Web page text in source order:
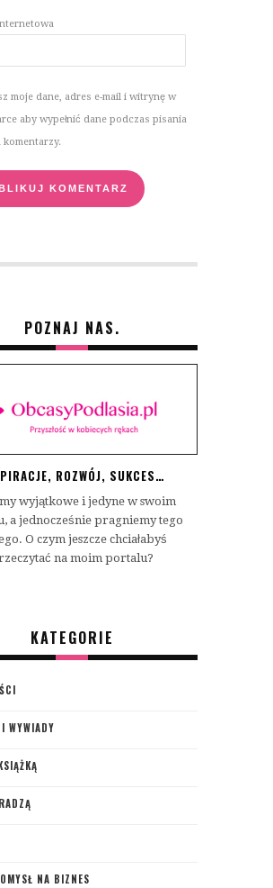
moje dane, adres e-mail i witrynę w
aby wypełnić dane podczas pisania
POZNAJ NAS.
ROZWÓJ, SUKCES…
wyjątkowe i jedyne w swoim
a jednocześnie pragniemy tego
O czym jeszcze chciałabyś
na moim portalu?
KATEGORIE
WYWIADY
NA BIZNES